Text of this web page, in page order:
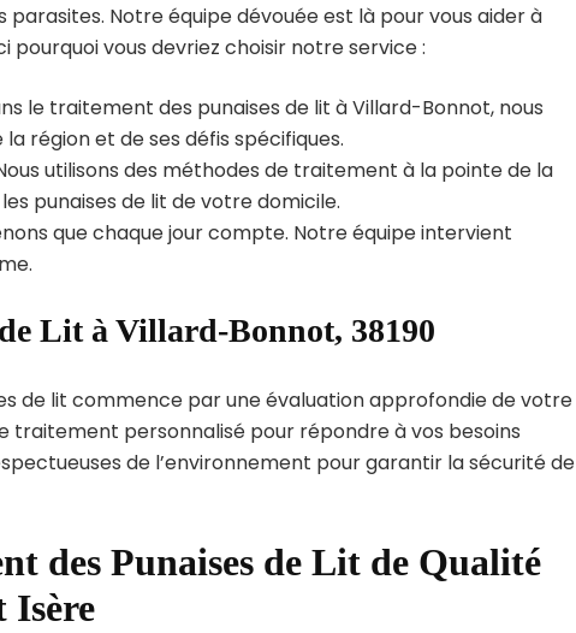
Notre équipe dévouée est là pour vous aider à
pourquoi vous devriez choisir notre service :
le traitement des punaises de lit à Villard-Bonnot, nous
région et de ses défis spécifiques.
utilisons des méthodes de traitement à la pointe de la
punaises de lit de votre domicile.
que chaque jour compte. Notre équipe intervient
Lit à Villard-Bonnot, 38190
de lit commence par une évaluation approfondie de votre
traitement personnalisé pour répondre à vos besoins
de l’environnement pour garantir la sécurité de
des Punaises de Lit de Qualité
Isère